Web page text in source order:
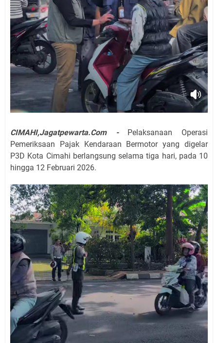
CIMAHI,Jagatpewarta.Com - Pelaksanaan Operasi
Pemeriksaan Pajak Kendaraan Bermotor yang digelar
P3D Kota Cimahi berlangsung selama tiga hari, pada 10
hingga 12 Februari 2026.